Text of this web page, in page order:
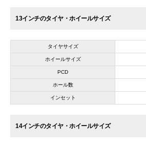
13インチのタイヤ・ホイールサイズ
タイヤサイズ
ホイールサイズ
PCD
ホール数
インセット
14インチのタイヤ・ホイールサイズ